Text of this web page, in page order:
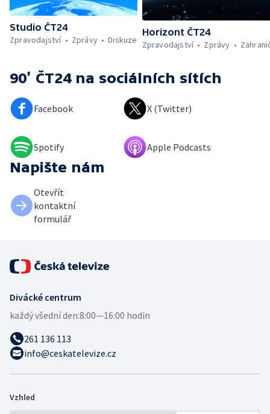
Studio ČT24
Zpravodajství
Zprávy Diskuze
Horizont ČT24
Zpravodajství
Zprávy
90’ ČT24 na sociálních sítích
Facebook X (Twitter)
Spotify Apple Podcasts
Napište nám
Otevřít
kontaktní
formulář
Divácké centrum
každý všední den:8:00—16:00 hodin
261 136 113
info@ceskatelevize.cz
Vzhled